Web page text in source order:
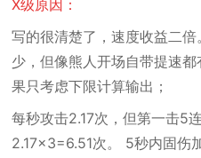
X级原因：
写的很清楚了，速度收益二
少，但像熊人开场自带提速
果只考虑下限计算输出；
每秒攻击2.17次，但第一击5
2.17×3=6.51次。 5秒内固伤